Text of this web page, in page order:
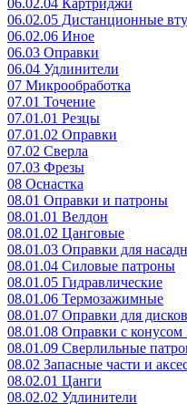
06.02.04 Картриджи
06.02.05 Дистанционные
06.02.06 Иное
06.03 Оправки
06.04 Удлинители
07 Микрообработка
07.01 Точение
07.01.01 Резцы
07.01.02 Оправки
07.02 Сверла
07.03 Фрезы
08 Оснастка
08.01 Оправки и патроны
08.01.01 Велдон
08.01.02 Цанговые
08.01.03 Оправки для
08.01.04 Силовые патроны
08.01.05 Гидравлические
08.01.06 Термозажимные
08.01.07 Оправки для
08.01.08 Оправки с
08.01.09 Сверлильные
08.02 Запасные части и
08.02.01 Цанги
08.02.02 Удлинители